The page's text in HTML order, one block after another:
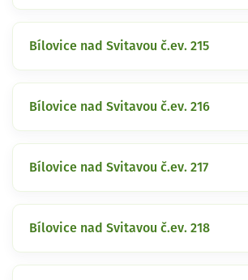
Bílovice nad Svitavou č.ev. 215
Bílovice nad Svitavou č.ev. 216
Bílovice nad Svitavou č.ev. 217
Bílovice nad Svitavou č.ev. 218